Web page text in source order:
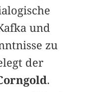
und
zu
der
.